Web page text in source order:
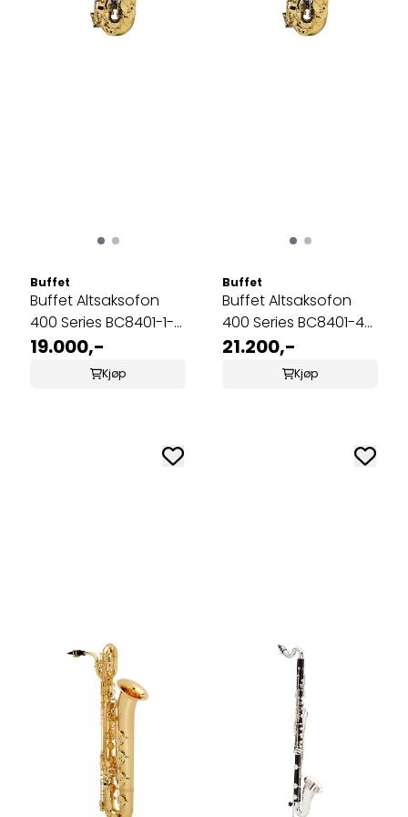
Buffet
Buffet Altsaksofon
400 Series BC8401-1-0,
lakkert
19.000,-
Kjøp
Buffet
Buffet Altsaksofon
400 Series BC8401-4-
0, børstet
21.200,-
Kjøp